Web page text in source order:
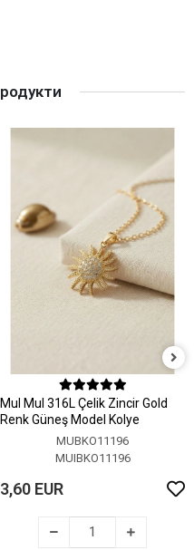
MuI MuI 316L Çelik Zincir Gold
Renk Güneş Model Kolye
MUBKO11196
MUIBKO11196
3,60 EUR